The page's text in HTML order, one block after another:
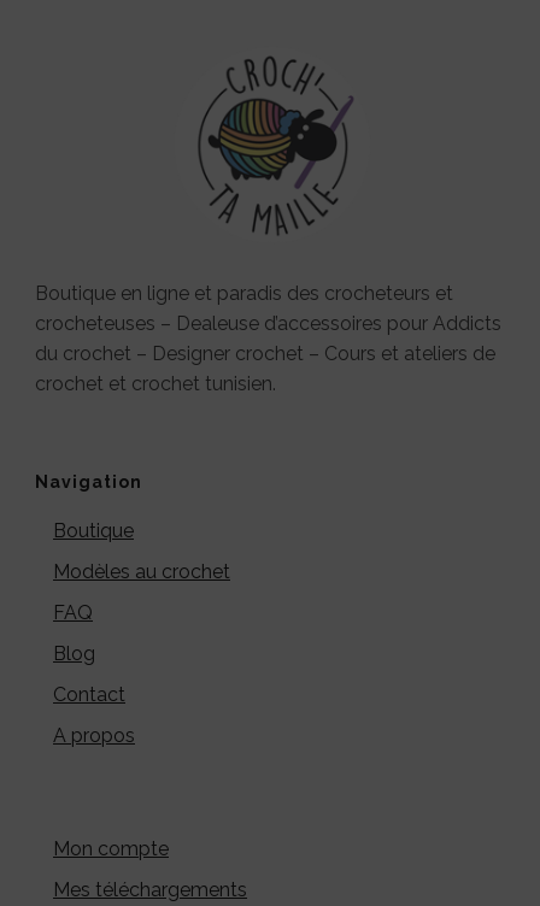
Boutique en ligne et paradis des crocheteurs et
crocheteuses – Dealeuse d’accessoires pour Addicts
du crochet – Designer crochet – Cours et ateliers de
crochet et crochet tunisien.
Navigation
Boutique
Modèles au crochet
FAQ
Blog
Contact
A propos
Mon compte
Mes téléchargements